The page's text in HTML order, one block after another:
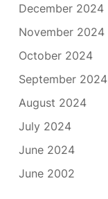
December 2024
November 2024
October 2024
September 2024
August 2024
July 2024
June 2024
June 2002